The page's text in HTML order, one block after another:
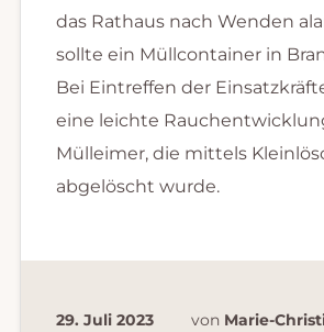
das Rathaus nach Wenden
sollte ein Müllcontainer in
Bei Eintreffen der
eine leichte
Mülleimer, die mittels
abgelöscht wurde.
29. Juli 2023 von Marie-